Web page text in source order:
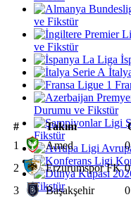
ve Fikstür
ve Fikstür
Durumu ve Fikstür
Fikstür
Fikstür
# Takım
1
Amed 0
2
Erzurumspor FK 0
3
Başakşehir 0